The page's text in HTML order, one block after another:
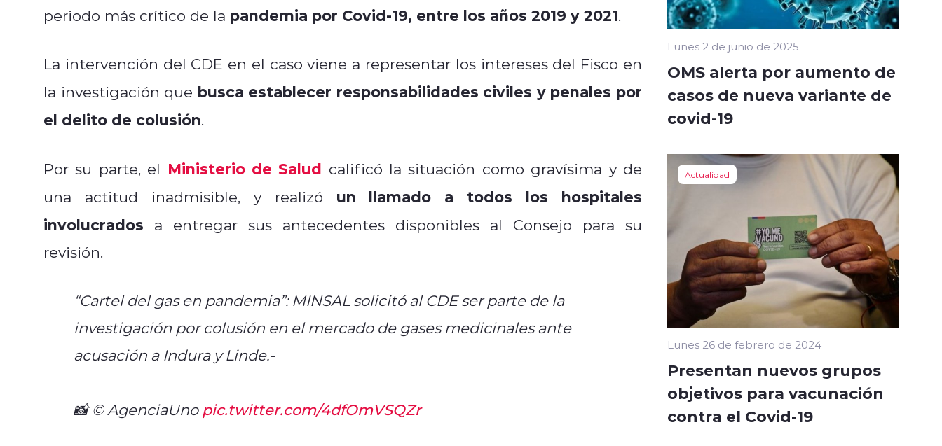
periodo más crítico de la pandemia por Covid-19, entre los años 2019 y 2021.
La intervención del CDE en el caso viene a representar los intereses del Fisco en
la investigación que busca establecer responsabilidades civiles y penales por
el delito de colusión.
Por su parte, el Ministerio de Salud calificó la situación como gravísima y de
una actitud inadmisible, y realizó un llamado a todos los hospitales
involucrados a entregar sus antecedentes disponibles al Consejo para su
revisión.
“Cartel del gas en pandemia”: MINSAL solicitó al CDE ser parte de la
investigación por colusión en el mercado de gases medicinales ante
acusación a Indura y Linde.-
📸 © AgenciaUno pic.twitter.com/4dfOmVSQZr
Lunes 2 de junio de 2025
OMS alerta por aumento de
casos de nueva variante de
covid-19
Actualidad
Lunes 26 de febrero de 2024
Presentan nuevos grupos
objetivos para vacunación
contra el Covid-19